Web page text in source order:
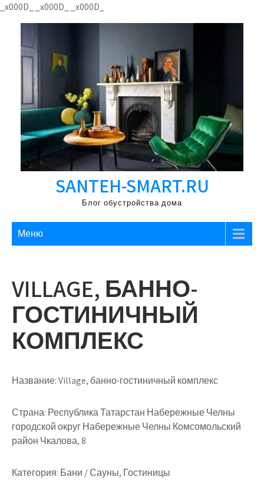
_x000D_ _x000D_ _x000D_
к
SANTEH-SMART.RU
Блог обустройства дома
Меню
VILLAGE, БАННО-
ГОСТИНИЧНЫЙ
КОМПЛЕКС
Название:Village, банно-гостиничный комплекс
Страна: Республика Татарстан Набережные Челны
городской округ Набережные Челны Комсомольский
район Чкалова, 8
Категория: Бани / Сауны, Гостиницы